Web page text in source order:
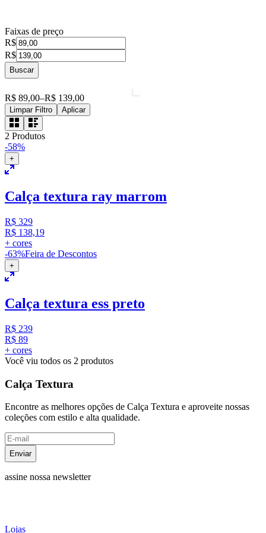
Faixas de preço
R$
R$
Buscar
R$ 89,00–R$ 139,00
Limpar Filtro Aplicar
2 Produtos
-58%
+
Calça textura ray marrom
R$ 329
R$ 138,19
+ cores
-63%Feira de Descontos
+
Calça textura ess preto
R$ 239
R$ 89
+ cores
Você viu todos os 2 produtos
Calça Textura
Encontre as melhores opções de Calça Textura e aproveite nossas
coleções com estilo e alta qualidade.
Enviar
assine nossa newsletter
Lojas